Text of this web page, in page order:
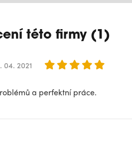
této firmy (1)
04. 2021
a perfektní práce.